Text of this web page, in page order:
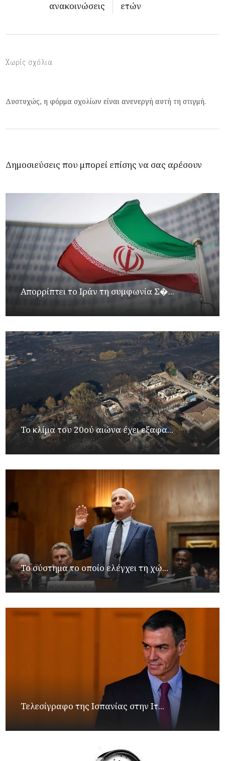
ανακοινώσεις ετών
Χωρίς σχόλια
Δυστυχώς, η φόρμα σχολίων είναι ανενεργή αυτή τη στιγμή.
Δημοσιεύσεις που μπορεί επίσης να σας αρέσουν
Απορρίπτει το Ιράν τη συμφωνία Σ�...
Το κλίμα του 20ού αιώνα έχει εξαφα...
Το σύστημα το οποίο ελέγχει τη χώ...
Τελεσίγραφο της Ισπανίας στην Ιτ...